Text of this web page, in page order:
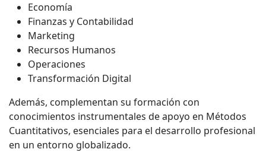
Economía
Finanzas y Contabilidad
Marketing
Recursos Humanos
Operaciones
Transformación Digital
Además, complementan su formación con
conocimientos instrumentales de apoyo en Métodos
Cuantitativos, esenciales para el desarrollo profesional
en un entorno globalizado.